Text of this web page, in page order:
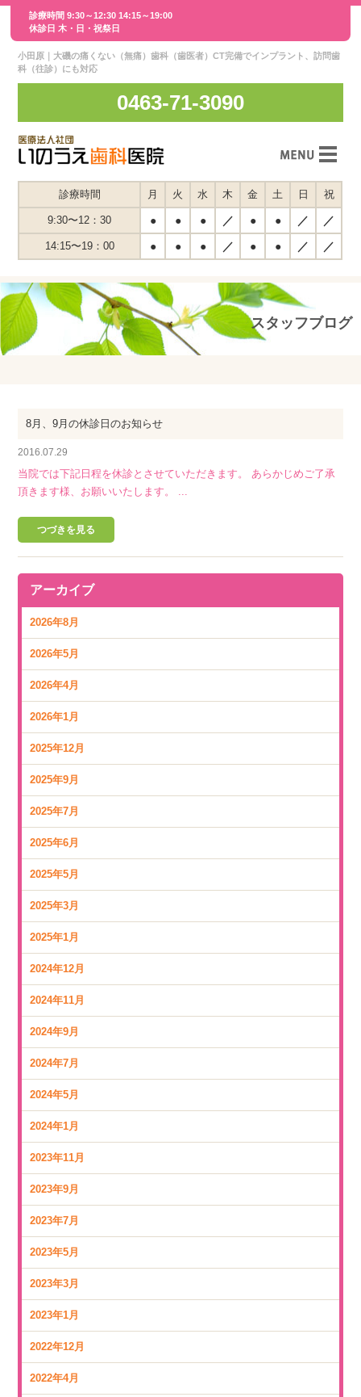
診療時間 9:30～12:30 14:15～19:00
休診日 木・日・祝祭日
小田原｜大磯の痛くない（無痛）歯科（歯医者）CT完備でインプラント、訪問歯
科（往診）にも対応
0463-71-3090
スタッフ紹介
医院紹介
交通案内
スタッフインタビュー
診療案内
メディア紹介
診療時間 月 火 水 木 金 土 日 祝
9:30〜12：30 ● ● ● ／ ● ● ／ ／
14:15〜19：00 ● ● ● ／ ● ● ／ ／
スタッフブログ
8月、9月の休診日のお知らせ
2016.07.29
当院では下記日程を休診とさせていただきます。 あらかじめご了承
頂きます様、お願いいたします。 ...
つづきを見る
アーカイブ
2026年8月
2026年5月
2026年4月
2026年1月
2025年12月
2025年9月
2025年7月
2025年6月
2025年5月
2025年3月
2025年1月
2024年12月
2024年11月
2024年9月
2024年7月
2024年5月
2024年1月
2023年11月
2023年9月
2023年7月
2023年5月
2023年3月
2023年1月
2022年12月
2022年4月